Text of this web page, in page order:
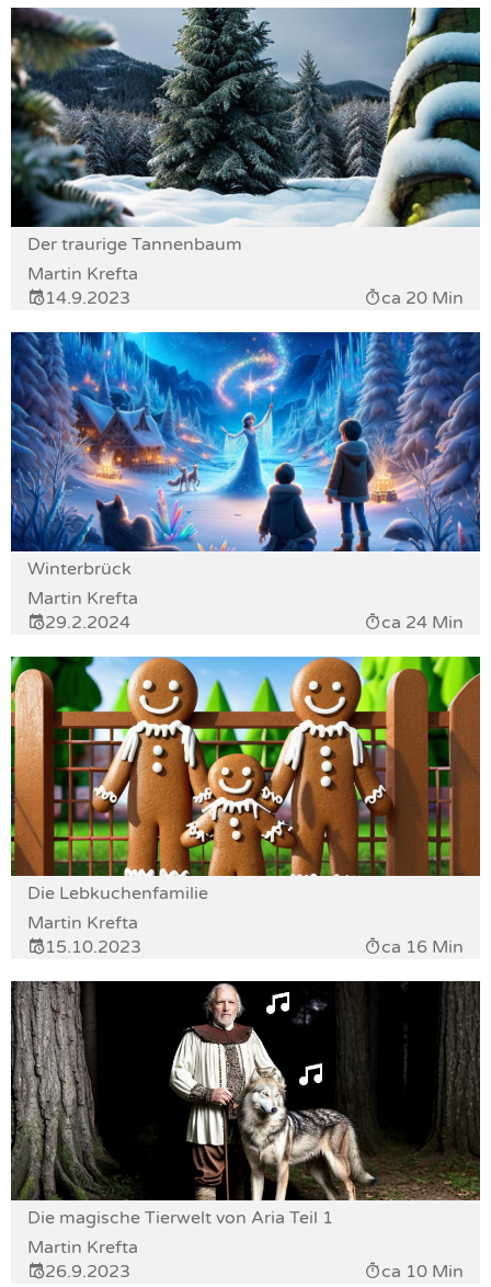
Der traurige Tannenbaum
Martin Krefta
14.9.2023
ca 20 Min
Winterbrück
Martin Krefta
29.2.2024
ca 24 Min
Die Lebkuchenfamilie
Martin Krefta
15.10.2023
ca 16 Min
Die magische Tierwelt von Aria Teil 1
Martin Krefta
26.9.2023
ca 10 Min